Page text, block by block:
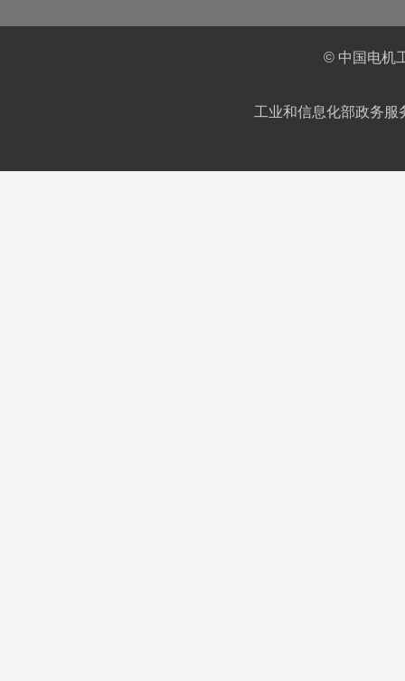
© 中国电机
工业和信息化部政务服